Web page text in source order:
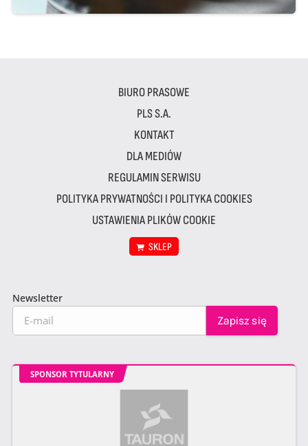
BIURO PRASOWE
PLS S.A.
KONTAKT
DLA MEDIÓW
REGULAMIN SERWISU
POLITYKA PRYWATNOŚCI I POLITYKA COOKIES
USTAWIENIA PLIKÓW COOKIE
SKLEP
Newsletter
SPONSOR TYTULARNY